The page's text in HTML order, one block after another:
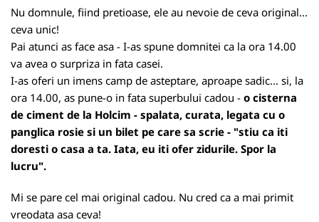
Nu domnule, fiind pretioase, ele au nevoie de ceva original...
ceva unic!
Pai atunci as face asa - I-as spune domnitei ca la ora 14.00
va avea o surpriza in fata casei.
I-as oferi un imens camp de asteptare, aproape sadic... si, la
ora 14.00, as pune-o in fata superbului cadou - o cisterna
de ciment de la Holcim - spalata, curata, legata cu o
panglica rosie si un bilet pe care sa scrie - "stiu ca iti
doresti o casa a ta. Iata, eu iti ofer zidurile. Spor la
lucru".
Mi se pare cel mai original cadou. Nu cred ca a mai primit
vreodata asa ceva!